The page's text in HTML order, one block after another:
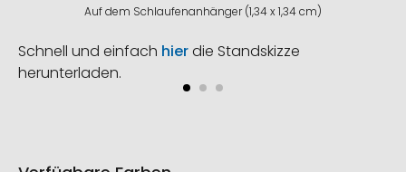
Auf dem Schlaufenanhänger (1,34 x 1,34 cm)
Schnell und einfach hierdie Standskizze
herunterladen.